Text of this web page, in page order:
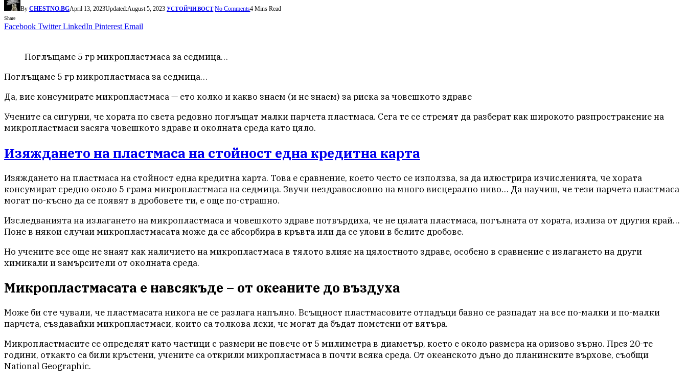
By CHESTNO.BGApril 13, 2023Updated:August 5, 2023 УСТОЙЧИВОСТ No Comments4 Mins Read
Share
Facebook Twitter LinkedIn Pinterest Email
Поглъщаме 5 гр микропластмаса за седмица…
Поглъщаме 5 гр микропластмаса за седмица…
Да, вие консумирате микропластмаса — ето колко и какво знаем (и не знаем) за риска за човешкото здраве
Учените са сигурни, че хората по света редовно поглъщат малки парчета пластмаса. Сега те се стремят да разберат как широкото разпространение на
микропластмаси засяга човешкото здраве и околната среда като цяло.
Изяждането на пластмаса на стойност една кредитна карта
Изяждането на пластмаса на стойност една кредитна карта. Това е сравнение, което често се използва, за да илюстрира изчисленията, че хората
консумират средно около 5 грама микропластмаса на седмица. Звучи нездравословно на много висцерално ниво… Да научиш, че тези парчета пластмаса
могат по-късно да се появят в дробовете ти, е още по-страшно.
Изследванията на излагането на микропластмаса и човешкото здраве потвърдиха, че не цялата пластмаса, погълната от хората, излиза от другия край…
Поне в някои случаи микропластмасата може да се абсорбира в кръвта или да се улови в белите дробове.
Но учените все още не знаят как наличието на микропластмаса в тялото влияе на цялостното здраве, особено в сравнение с излагането на други
химикали и замърсители от околната среда.
Микропластмасата е навсякъде – от океаните до въздуха
Може би сте чували, че пластмасата никога не се разлага напълно. Всъщност пластмасовите отпадъци бавно се разпадат на все по-малки и по-малки
парчета, създавайки микропластмаси, които са толкова леки, че могат да бъдат пометени от вятъра.
Микропластмасите се определят като частици с размери не повече от 5 милиметра в диаметър, което е около размера на оризово зърно. През 20-те
години, откакто са били кръстени, учените са открили микропластмаса в почти всяка среда. От океанското дъно до планинските върхове, съобщи
National Geographic.